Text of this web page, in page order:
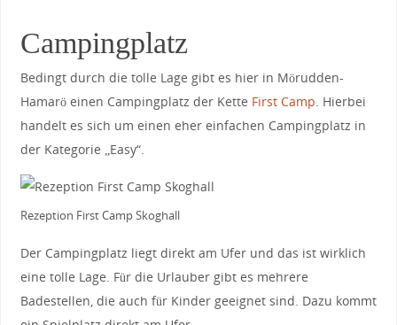
Campingplatz
Bedingt durch die tolle Lage gibt es hier in Mörudden-
Hamarö einen Campingplatz der Kette First Camp. Hierbei
handelt es sich um einen eher einfachen Campingplatz in
der Kategorie „Easy“.
Rezeption First Camp Skoghall
Der Campingplatz liegt direkt am Ufer und das ist wirklich
eine tolle Lage. Für die Urlauber gibt es mehrere
Badestellen, die auch für Kinder geeignet sind. Dazu kommt